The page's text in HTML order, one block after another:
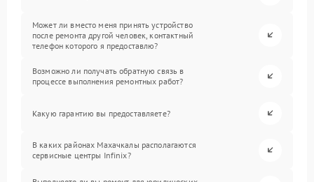
Может ли вместо меня принять устройство
после ремонта другой человек, контактный
телефон которого я предоставлю?
Возможно ли получать обратную связь в
процессе выполнения ремонтных работ?
Какую гарантию вы предоставляете?
В каких районах Махачкалы располагаются
сервисные центры Infinix?